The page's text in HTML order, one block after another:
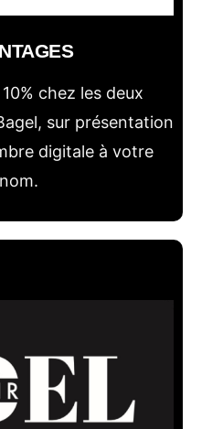
chez les deux
sur présentation
digitale à votre
nom.